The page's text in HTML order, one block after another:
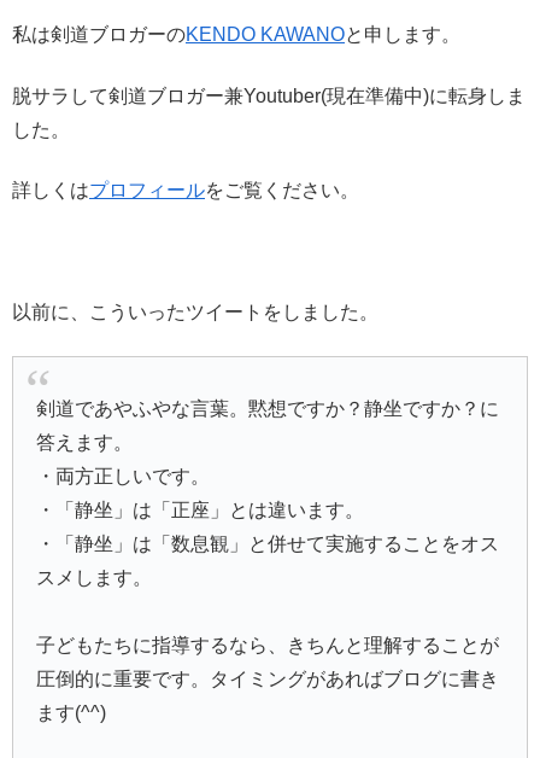
私は剣道ブロガーのKENDO KAWANOと申します。
脱サラして剣道ブロガー兼Youtuber(現在準備中)に転身しま
した。
詳しくはプロフィールをご覧ください。
以前に、こういったツイートをしました。
剣道であやふやな言葉。黙想ですか？静坐ですか？に
答えます。
・両方正しいです。
・「静坐」は「正座」とは違います。
・「静坐」は「数息観」と併せて実施することをオス
スメします。
子どもたちに指導するなら、きちんと理解することが
圧倒的に重要です。タイミングがあればブログに書き
ます(^^)